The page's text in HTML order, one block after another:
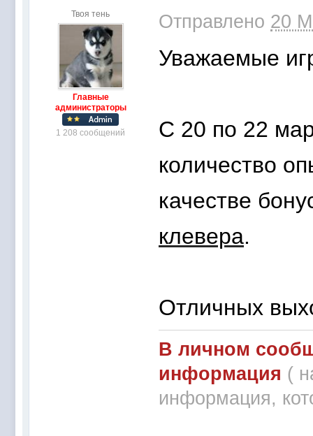
Твоя тень
Главные
администраторы
1 208 сообщений
Отправлено 20
Уважаемые
С 20 по 22
количество
качестве
клевера.
Отличных
В личном
информация (
информация,